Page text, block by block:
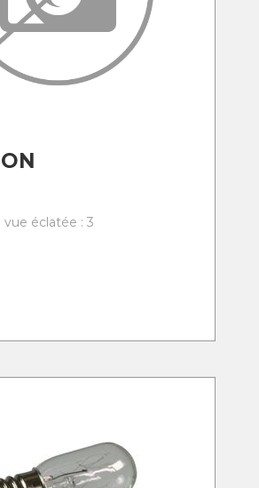
vue éclatée : 3